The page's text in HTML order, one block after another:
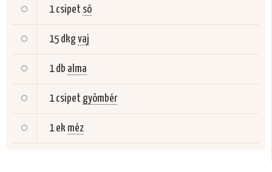
1 csipet só
15 dkgvaj
1 db alma
1 csipet gyömbér
1 ek méz